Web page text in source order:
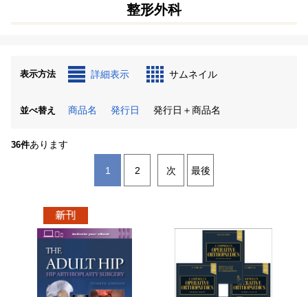
整形外科
表示方法 詳細表示 サムネイル
並べ替え 商品名 発行日 発行日＋商品名
36件あります
1 2 次 最後